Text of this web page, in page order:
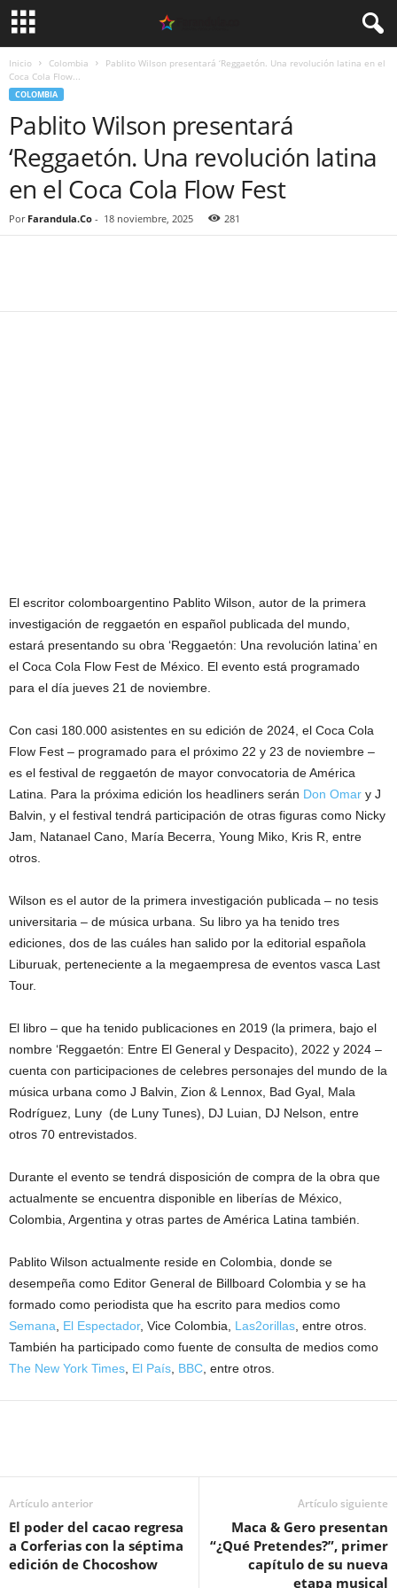
Inicio Colombia
Pablito Wilson presentará ‘Reggaetón. Una revolución latina en el
Coca Cola Flow...
COLOMBIA
Pablito Wilson presentará
‘Reggaetón. Una revolución latina
en el Coca Cola Flow Fest
Por Farandula.Co - 18 noviembre, 2025 281
El escritor colomboargentino Pablito Wilson, autor de la primera
investigación de reggaetón en español publicada del mundo,
estará presentando su obra ‘Reggaetón: Una revolución latina’ en
el Coca Cola Flow Fest de México. El evento está programado
para el día jueves 21 de noviembre.
Con casi 180.000 asistentes en su edición de 2024, el Coca Cola
Flow Fest – programado para el próximo 22 y 23 de noviembre –
es el festival de reggaetón de mayor convocatoria de América
Latina. Para la próxima edición los headliners serán Don Omar y J
Balvin, y el festival tendrá participación de otras figuras como Nicky
Jam, Natanael Cano, María Becerra, Young Miko, Kris R, entre
otros.
Wilson es el autor de la primera investigación publicada – no tesis
universitaria – de música urbana. Su libro ya ha tenido tres
ediciones, dos de las cuáles han salido por la editorial española
Liburuak, perteneciente a la megaempresa de eventos vasca Last
Tour.
El libro – que ha tenido publicaciones en 2019 (la primera, bajo el
nombre ‘Reggaetón: Entre El General y Despacito), 2022 y 2024 –
cuenta con participaciones de celebres personajes del mundo de la
música urbana como J Balvin, Zion & Lennox, Bad Gyal, Mala
Rodríguez, Luny (de Luny Tunes), DJ Luian, DJ Nelson, entre
otros 70 entrevistados.
Durante el evento se tendrá disposición de compra de la obra que
actualmente se encuentra disponible en liberías de México,
Colombia, Argentina y otras partes de América Latina también.
Pablito Wilson actualmente reside en Colombia, donde se
desempeña como Editor General de Billboard Colombia y se ha
formado como periodista que ha escrito para medios como
Semana, El Espectador, Vice Colombia, Las2orillas, entre otros.
También ha participado como fuente de consulta de medios como
The New York Times, El País, BBC, entre otros.
Artículo anterior
El poder del cacao regresa
a Corferias con la séptima
edición de Chocoshow
Artículo siguiente
Maca & Gero presentan
“¿Qué Pretendes?”, primer
capítulo de su nueva
etapa musical